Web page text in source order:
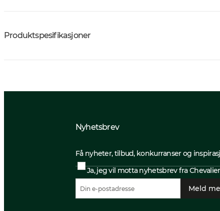
Produktspesifikasjoner
Nyhetsbrev
Få nyheter, tilbud, konkurranser og
Ja, jeg vil motta nyhetsbrev fra
Meld